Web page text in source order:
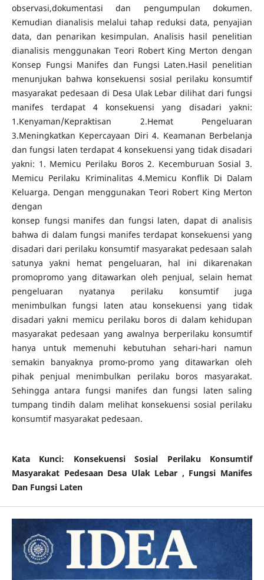
observasi,dokumentasi dan pengumpulan dokumen.
Kemudian dianalisis melalui tahap reduksi data, penyajian
data, dan penarikan kesimpulan. Analisis hasil penelitian
dianalisis menggunakan Teori Robert King Merton dengan
Konsep Fungsi Manifes dan Fungsi Laten.Hasil penelitian
menunjukan bahwa konsekuensi sosial perilaku konsumtif
masyarakat pedesaan di Desa Ulak Lebar dilihat dari fungsi
manifes terdapat 4 konsekuensi yang disadari yakni:
1.Kenyaman/Kepraktisan 2.Hemat Pengeluaran
3.Meningkatkan Kepercayaan Diri 4. Keamanan Berbelanja
dan fungsi laten terdapat 4 konsekuensi yang tidak disadari
yakni: 1. Memicu Perilaku Boros 2. Kecemburuan Sosial 3.
Memicu Perilaku Kriminalitas 4.Memicu Konflik Di Dalam
Keluarga. Dengan menggunakan Teori Robert King Merton
dengan
konsep fungsi manifes dan fungsi laten, dapat di analisis
bahwa di dalam fungsi manifes terdapat konsekuensi yang
disadari dari perilaku konsumtif masyarakat pedesaan salah
satunya yakni hemat pengeluaran, hal ini dikarenakan
promopromo yang ditawarkan oleh penjual, selain hemat
pengeluaran nyatanya perilaku konsumtif juga
menimbulkan fungsi laten atau konsekuensi yang tidak
disadari yakni memicu perilaku boros di dalam kehidupan
masyarakat pedesaan yang awalnya berperilaku konsumtif
hanya untuk memenuhi kebutuhan sehari-hari namun
semakin banyaknya promo-promo yang ditawarkan oleh
pihak penjual menimbulkan perilaku boros masyarakat.
Sehingga antara fungsi manifes dan fungsi laten saling
tumpang tindih dalam melihat konsekuensi sosial perilaku
konsumtif masyarakat pedesaan.
Kata Kunci: Konsekuensi Sosial Perilaku Konsumtif
Masyarakat Pedesaan Desa Ulak Lebar , Fungsi Manifes
Dan Fungsi Laten